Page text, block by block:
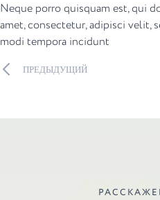
Neque porro quisquam est, qui
amet, consectetur, adipisci velit,
modi tempora incidunt
ПРЕДЫДУЩИЙ